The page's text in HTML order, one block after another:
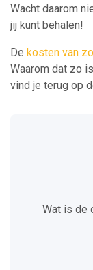
Wacht daarom
jij kunt behalen!
De kosten van
Waarom dat zo
vind je terug op
Wat is de